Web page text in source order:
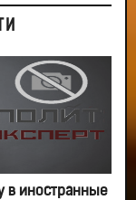
в иностранные